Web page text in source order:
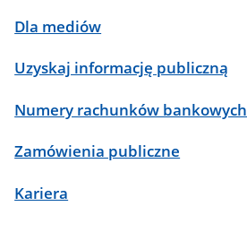
Dla mediów
Uzyskaj informację publiczną
Numery rachunków bankowych
Zamówienia publiczne
Kariera